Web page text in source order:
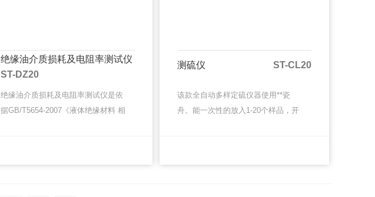
绝缘油介质损耗及电阻率测试仪
ST-DZ20
绝缘油介质损耗及电阻率测试仪是依
据GB/T5654-2007《液体绝缘材料 相
测硫仪 ST-CL20
该款全自动多样定硫仪器使用**瓷
舟。能一次性的放入1-20个样品，开